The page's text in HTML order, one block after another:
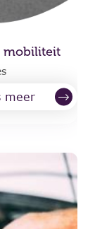
mobiliteit
meer